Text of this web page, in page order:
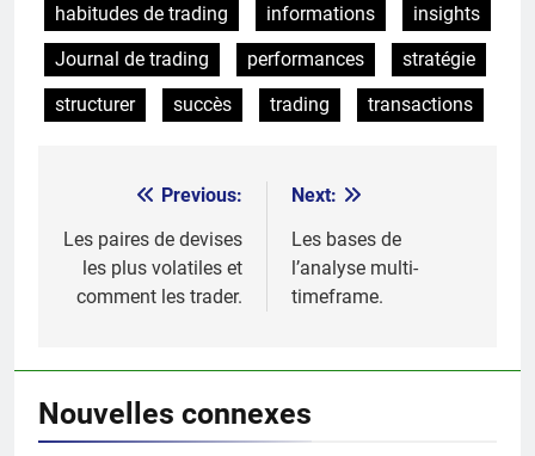
habitudes de trading
informations
insights
Journal de trading
performances
stratégie
structurer
succès trading transactions
navigation
Previous:
Les paires de devises
les plus volatiles et
comment les trader.
Next:
Les bases de
l’analyse multi-
timeframe.
Nouvelles connexes